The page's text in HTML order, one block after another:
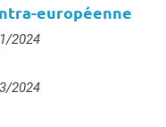
européenne
2024
2024